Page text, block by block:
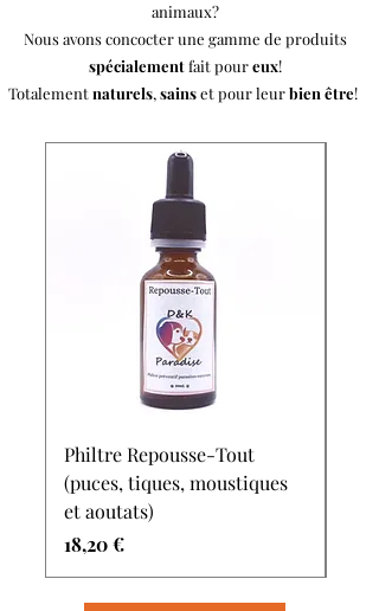
animaux?
Nous avons concocter une gamme de produits
spécialementfait poureux!
Totalementnaturels,sainset pour leurbien être!
Philtre Repousse-Tout
(puces, tiques, moustiques
et aoutats)
Prix
18,20 €